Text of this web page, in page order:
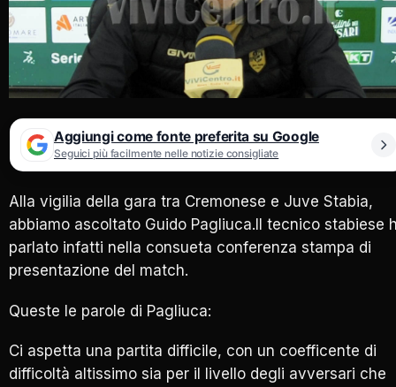
Aggiungi come fonte preferita su Google
Seguici più facilmente nelle notizie consigliate
Alla vigilia della gara tra Cremonese e Juve Stabia,
abbiamo ascoltato Guido Pagliuca.Il tecnico stabiese
parlato infatti nella consueta conferenza stampa di
presentazione del match.
Queste le parole di Pagliuca:
Ci aspetta una partita difficile, con un coefficente di
difficoltà altissimo sia per il livello degli avversari che